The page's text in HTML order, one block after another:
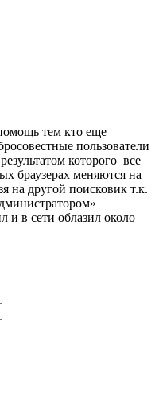
тем кто еще
пользователи
которого все
браузерах меняются на
на другой поисковик т.к.
и в сети облазил около